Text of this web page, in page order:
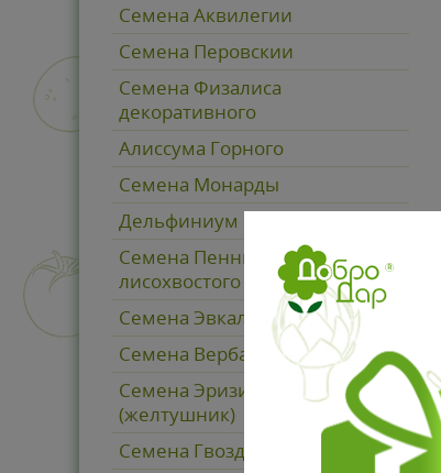
Семена Аквилегии
Семена Перовскии
Семена Физалиса
декоративного
Алиссума Горного
Семена Монарды
Дельфиниум многолетний
Семена Пеннисетума
лисохвостого
Семена Эвкалипта
Семена Вербаскума (коровяк)
Семена Эризимума
(желтушник)
Семена Гвоздики